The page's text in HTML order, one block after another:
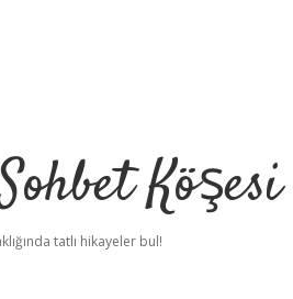
Köşesi
tatlı hikayeler bul!